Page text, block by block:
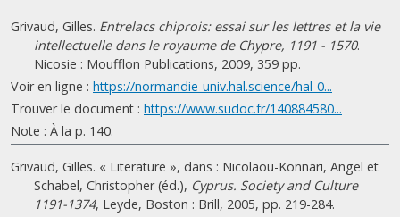
Grivaud, Gilles. Entrelacs chiprois: essai sur les lettres et la vie
intellectuelle dans le royaume de Chypre, 1191 - 1570.
Nicosie : Moufflon Publications, 2009, 359 pp.
Voir en ligne : https://normandie-univ.hal.science/hal-0...
Trouver le document : https://www.sudoc.fr/140884580...
Note : À la p. 140.
Grivaud, Gilles. « Literature », dans : Nicolaou-Konnari, Angel et
Schabel, Christopher (éd.), Cyprus. Society and Culture
1191-1374, Leyde, Boston : Brill, 2005, pp. 219-284.